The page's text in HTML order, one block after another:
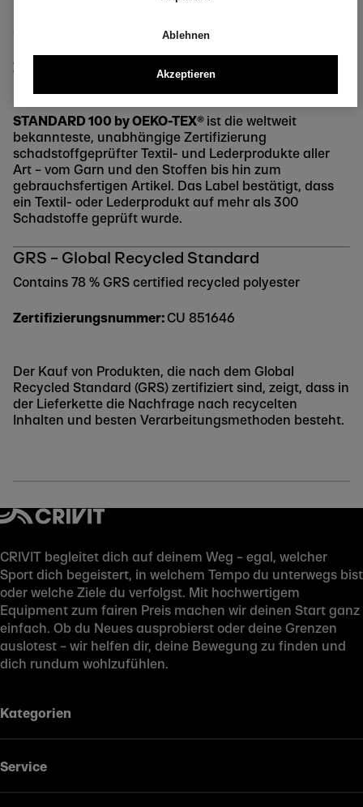
Geprüft auf Schadstoffe
Zertifizierungsnummer: 21.HCN.83089 Hohenstein
STANDARD 100 by OEKO-TEX® ist die weltweit
bekannteste, unabhängige Zertifizierung
schadstoffgeprüfter Textil- und Lederprodukte aller
Art – vom Garn und den Stoffen bis hin zum
gebrauchsfertigen Artikel. Das Label bestätigt, dass
ein Textil- oder Lederprodukt auf mehr als 300
Schadstoffe geprüft wurde.
GRS – Global Recycled Standard
Contains 78 % GRS certified recycled polyester
Zertifizierungsnummer:CU 851646
Der Kauf von Produkten, die nach dem Global
Recycled Standard (GRS) zertifiziert sind, zeigt, dass in
der Lieferkette die Nachfrage nach recycelten
Inhalten und besten Verarbeitungsmethoden besteht.
CRIVIT begleitet dich auf deinem Weg – egal, welcher
Sport dich begeistert, in welchem Tempo du unterwegs bist
oder welche Ziele du verfolgst. Mit hochwertigem
Equipment zum fairen Preis machen wir deinen Start ganz
einfach. Ob du Neues ausprobierst oder deine Grenzen
auslotest – wir helfen dir, deine Bewegung zu finden und
dich rundum wohlzufühlen.
Kategorien
Service
Ablehnen
Akzeptieren